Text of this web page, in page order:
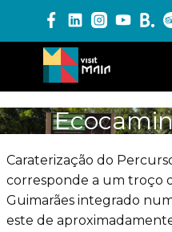
PRODUTOS E SERVIÇOS
Caraterização do
corresponde a um troço
Guimarães integrado
este de